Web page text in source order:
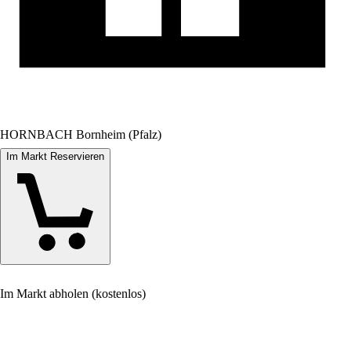
HORNBACH Bornheim (Pfalz)
Im Markt Reservieren
Im Markt abholen (kostenlos)